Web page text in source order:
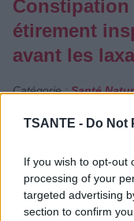
TSANTE - Do Not
If you wish to opt-out
processing of your
targeted advertising
section to confirm
étirement
avant les
Catégorie :Santé